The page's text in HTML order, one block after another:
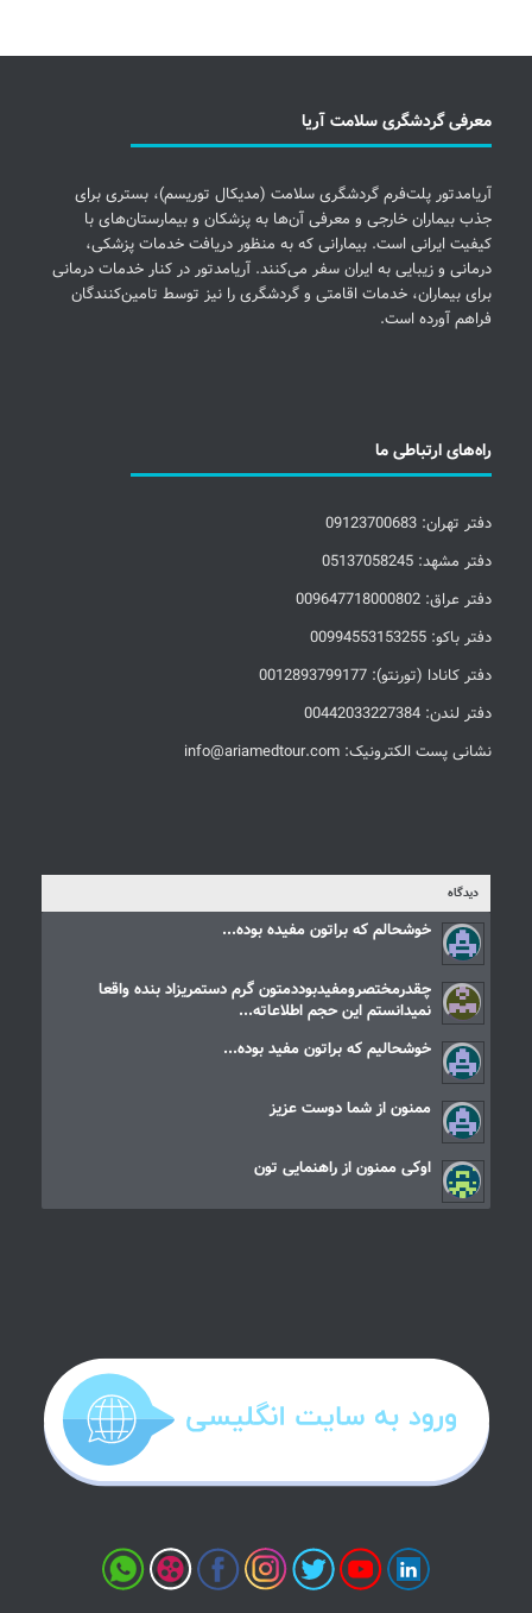
معرفی گردشگری سلامت آریا
آریامدتور پلت‌فرم گردشگری سلامت (مدیکال توریسم)، بستری برای
جذب بیماران خارجی و معرفی آن‌ها به پزشکان و بیمارستان‌های با
کیفیت ایرانی است. بیمارانی که به منظور دریافت خدمات پزشکی،
درمانی و زیبایی به ایران سفر می‌کنند. آریامدتور در کنار خدمات درمانی
برای بیماران، خدمات اقامتی و گردشگری را نیز توسط تامین‌کنندگان
فراهم آورده است.
راه‌های ارتباطی ما
دفتر تهران: 09123700683
دفتر مشهد: 05137058245
دفتر عراق: 009647718000802
دفتر باکو: 00994553153255
دفتر کانادا (تورنتو): 0012893799177
دفتر لندن: 00442033227384
نشانی پست الکترونیک: info@ariamedtour.com
دیدگاه
خوشحالم که براتون مفیده بوده...
چقدرمختصرومفیدبوددمتون گرم دستمریزاد بنده واقعا
نمیدانستم این حجم اطلاعاته...
خوشحالیم که براتون مفید بوده...
ممنون از شما دوست عزیز
اوکی ممنون از راهنمایی تون